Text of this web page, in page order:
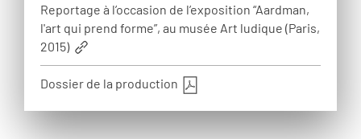
Reportage à l’occasion de l’exposition “Aardman,
l'art qui prend forme”, au musée Art ludique (Paris,
2015)
Dossier de la production